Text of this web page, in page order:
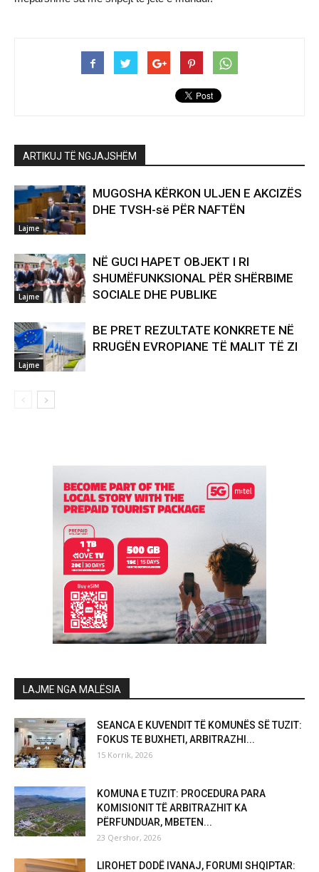
ARTIKUJ TË NGJAJSHËM
Lajme
MUGOSHA KËRKON ULJEN E AKCIZËS
DHE TVSH-së PËR NAFTËN
Lajme
NË GUCI HAPET OBJEKT I RI
SHUMËFUNKSIONAL PËR SHËRBIME
SOCIALE DHE PUBLIKE
Lajme
BE PRET REZULTATE KONKRETE NË
RRUGËN EVROPIANE TË MALIT TË ZI
LAJME NGA MALËSIA
SEANCA E KUVENDIT TË KOMUNËS SË TUZIT:
FOKUS TE BUXHETI, ARBITRAZHI...
15 Korrik, 2026
KOMUNA E TUZIT: PROCEDURA PARA
KOMISIONIT TË ARBITRAZHIT KA
PËRFUNDUAR, MBETEN...
23 Qershor, 2026
LIROHET DODË IVANAJ, FORUMI SHQIPTAR: